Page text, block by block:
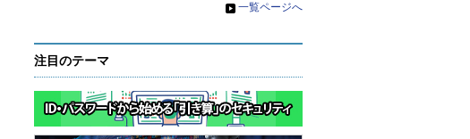
» 一覧ページへ
注目のテーマ